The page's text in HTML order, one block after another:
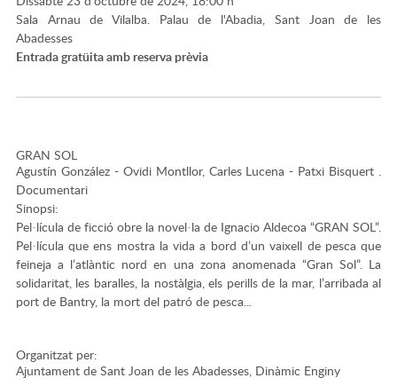
Sala Arnau de Vilalba. Palau de l'Abadia, Sant Joan de les
Abadesses
Entrada gratüita amb reserva prèvia
GRAN SOL
Agustín González - Ovidi Montllor, Carles Lucena - Patxi Bisquert .
Documentari
Sinopsi:
Pel·lícula de ficció obre la novel·la de Ignacio Aldecoa “GRAN SOL”.
Pel·lícula que ens mostra la vida a bord d’un vaixell de pesca que
feineja a l’atlàntic nord en una zona anomenada “Gran Sol”. La
solidaritat, les baralles, la nostàlgia, els perills de la mar, l’arribada al
port de Bantry, la mort del patró de pesca...
Organitzat per:
Ajuntament de Sant Joan de les Abadesses, Dinàmic Enginy